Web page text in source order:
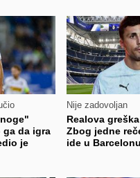
ga da igra
je
Nije zadovoljan
Realova
Zbog jedne
ide u Barcelonu